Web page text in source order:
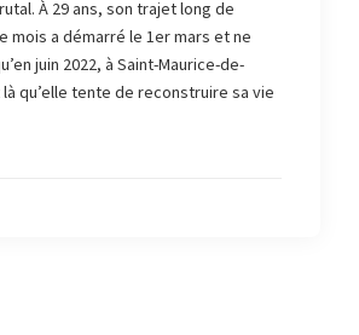
À 29 ans, son trajet long de
mois a démarré le 1er mars et ne
juin 2022, à Saint-Maurice-de-
là qu’elle tente de reconstruire sa vie